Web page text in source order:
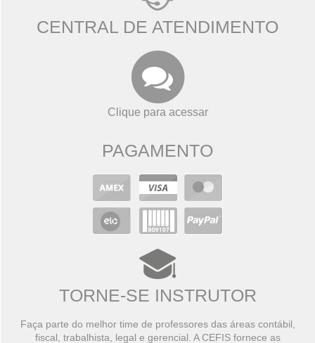
CENTRAL DE ATENDIMENTO
Clique para acessar
PAGAMENTO
TORNE-SE INSTRUTOR
Faça parte do melhor time de professores das áreas contábil,
fiscal, trabalhista, legal e gerencial. A CEFIS fornece as